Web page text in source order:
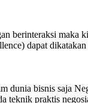
berinteraksi maka
dapat dikatakan
dunia bisnis saja
teknik praktis